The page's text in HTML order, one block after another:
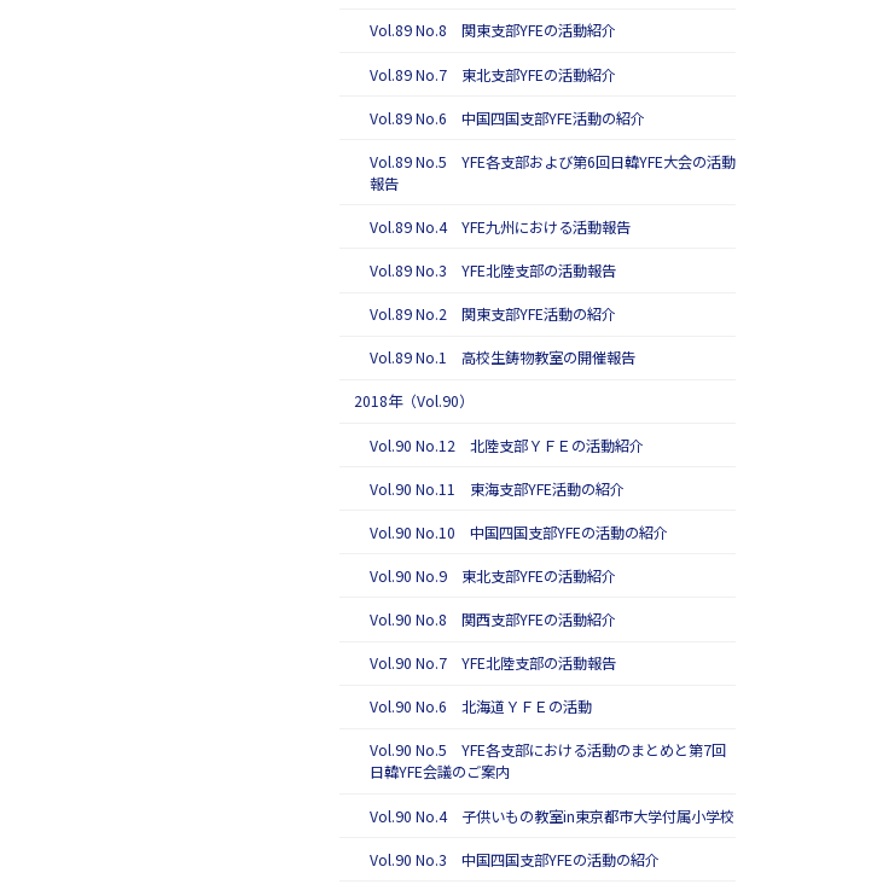
Vol.89 No.8 関東支部YFEの活動紹介
Vol.89 No.7 東北支部YFEの活動紹介
Vol.89 No.6 中国四国支部YFE活動の紹介
Vol.89 No.5 YFE各支部および第6回日韓YFE大会の活動
報告
Vol.89 No.4 YFE九州における活動報告
Vol.89 No.3 YFE北陸支部の活動報告
Vol.89 No.2 関東支部YFE活動の紹介
Vol.89 No.1 高校生鋳物教室の開催報告
2018年（Vol.90）
Vol.90 No.12 北陸支部ＹＦＥの活動紹介
Vol.90 No.11 東海支部YFE活動の紹介
Vol.90 No.10 中国四国支部YFEの活動の紹介
Vol.90 No.9 東北支部YFEの活動紹介
Vol.90 No.8 関西支部YFEの活動紹介
Vol.90 No.7 YFE北陸支部の活動報告
Vol.90 No.6 北海道ＹＦＥの活動
Vol.90 No.5 YFE各支部における活動のまとめと第7回
日韓YFE会議のご案内
Vol.90 No.4 子供いもの教室in東京都市大学付属小学校
Vol.90 No.3 中国四国支部YFEの活動の紹介